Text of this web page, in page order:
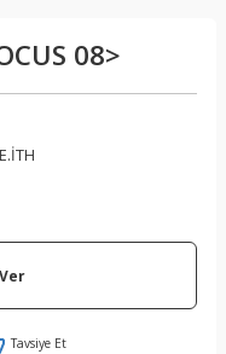
08>
Tavsiye Et